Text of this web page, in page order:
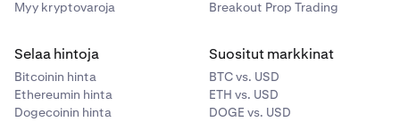
8 Suorita kaksivaiheinen tunnistautuminen (2FA).
9
Yksityinen avaimesi näkyy näytöllä. Kirjoita se
muistiin ja säilytä se turvallisessa paikassa. Voit
Myy kryptovaroja
Breakout Prop Trading
Selaa hintoja
Bitcoinin hinta
Ethereumin hinta
Dogecoinin hinta
Suositut markkinat
BTC vs. USD
ETH vs. USD
DOGE vs. USD